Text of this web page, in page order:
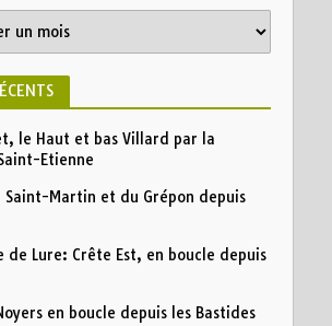
le Haut et bas Villard par la
Etienne
Saint-Martin et du Grépon depuis
de Lure: Crête Est, en boucle depuis
en boucle depuis les Bastides